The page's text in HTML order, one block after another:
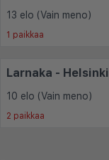
13 elo (Vain meno)
1 paikkaa
Larnaka - Helsinki
10 elo (Vain meno)
2 paikkaa